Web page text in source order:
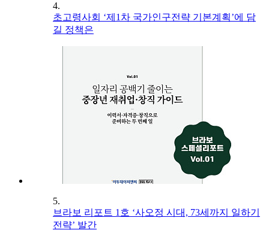
4.
초고령사회 ‘제1차 국가인구전략 기본계획’에 담
길 정책은
5.
브라보 리포트 1호 ‘사오정 시대, 73세까지 일하기
전략’ 발간